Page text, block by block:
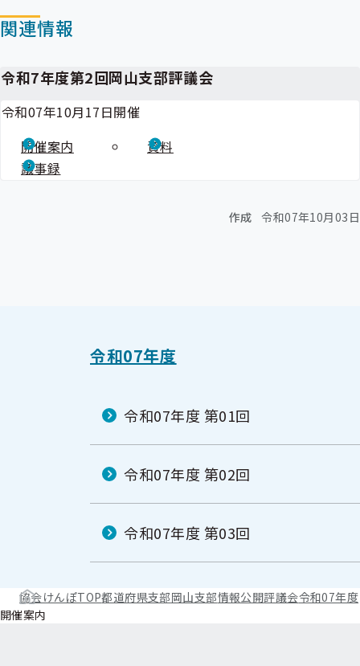
関連情報
令和7年度第2回岡山支部評議会
令和07年10月17日開催
開催案内
資料
議事録
作成 令和07年10月03日
令和07年度
令和07年度 第01回
令和07年度 第02回
令和07年度 第03回
協会けんぽTOP都道府県支部岡山支部情報公開評議会令和07年度
開催案内